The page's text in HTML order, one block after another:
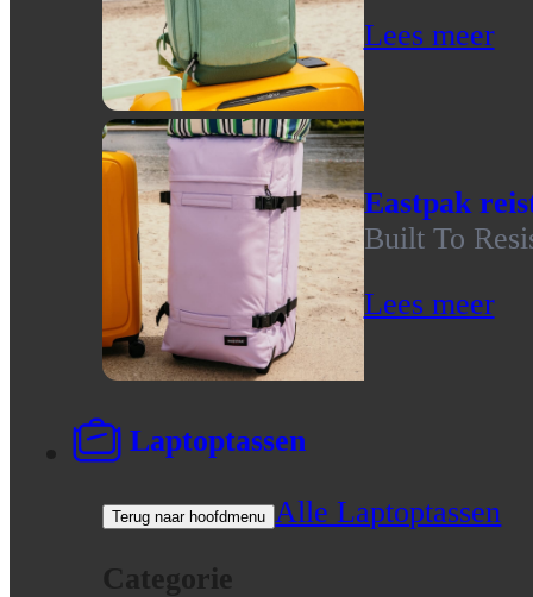
Lees meer
Eastpak
Built To
Lees meer
Laptoptassen
Terug naar hoofdmenu Alle Laptoptassen
Categorie